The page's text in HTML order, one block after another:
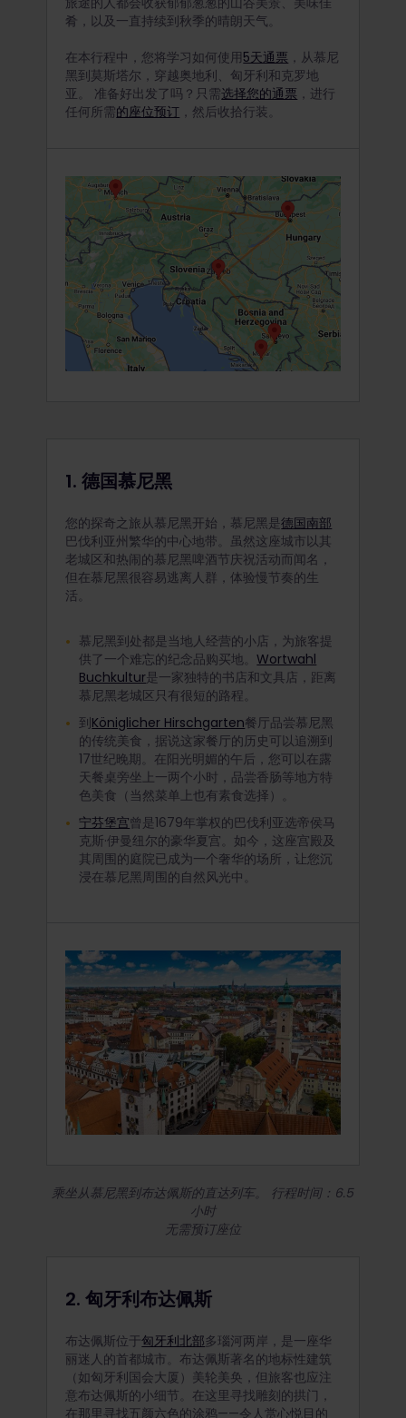
肴，以及一直持续到秋季的晴朗天气。
在本行程中，您将学习如何使用5天通票 ，从慕尼
黑到莫斯塔尔，穿越奥地利、匈牙利和克罗地
亚。 准备好出发了吗？只需选择您的通票 ，进行
任何所需的座位预订 ，然后收拾行装。
1. 德国慕尼黑
您的探奇之旅从慕尼黑开始，慕尼黑是德国南部
巴伐利亚州繁华的中心地带。虽然这座城市以其
老城区和热闹的慕尼黑啤酒节庆祝活动而闻名，
但在慕尼黑很容易逃离人群，体验慢节奏的生
活。
慕尼黑到处都是当地人经营的小店，为旅客提
供了一个难忘的纪念品购买地。Wortwahl
Buchkultur是一家独特的书店和文具店，距离
慕尼黑老城区只有很短的路程。
到Königlicher Hirschgarten餐厅品尝慕尼黑
的传统美食，据说这家餐厅的历史可以追溯到
17世纪晚期。在阳光明媚的午后，您可以在露
天餐桌旁坐上一两个小时，品尝香肠等地方特
色美食（当然菜单上也有素食选择）。
宁芬堡宫曾是1679年掌权的巴伐利亚选帝侯马
克斯·伊曼纽尔的豪华夏宫。如今，这座宫殿及
其周围的庭院已成为一个奢华的场所，让您沉
浸在慕尼黑周围的自然风光中。
乘坐从慕尼黑到布达佩斯的直达列车。 行程时间：6.5
小时
无需预订座位
2. 匈牙利布达佩斯
布达佩斯位于匈牙利北部多瑙河两岸，是一座华
丽迷人的首都城市。布达佩斯著名的地标性建筑
（如匈牙利国会大厦）美轮美奂，但旅客也应注
意布达佩斯的小细节。在这里寻找雕刻的拱门，
在那里寻找五颜六色的涂鸦——令人赏心悦目的